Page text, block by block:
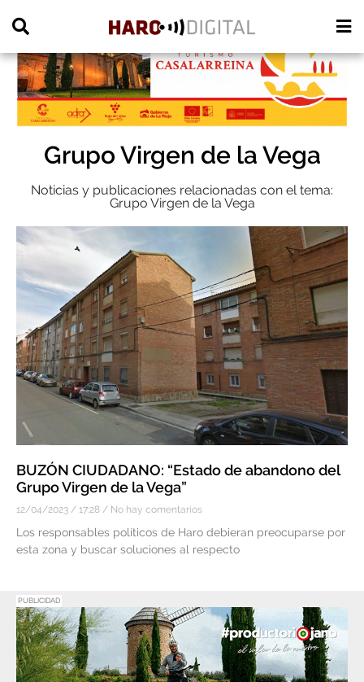
Grupo Virgen de la Vega
Noticias y publicaciones relacionadas con el tema:
Grupo Virgen de la Vega
BUZÓN CIUDADANO: “Estado de abandono del
Grupo Virgen de la Vega”
12/04/2023 17:28 No hay comentarios
Los responsables políticos de Haro debieran preocuparse por
esta zona y buscar soluciones al respecto
PUBLICIDAD